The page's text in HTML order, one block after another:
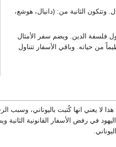
وتتكون الثانية من: (دانيال، هوشع،
فلسفة الدين. ويضم سفر الأمثال
من حياته. وباقي الأسفار تتناول
مجمع جامينا (90م) لأنه وصلت لنا باللغة اليونانية، لكن هذا لا يعني انها
في رفض الأسفار القانونية الثانية